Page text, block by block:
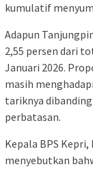
kumulatif
Adapun
2,55 persen dari
Januari 2026.
masih
tariknya
perbatasan.
Kepala BPS
menyebutkan